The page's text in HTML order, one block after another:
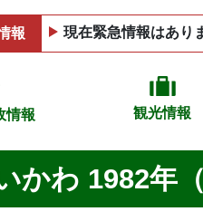
報 現在緊急情報はあり
情報 観光情報
かわ 1982年